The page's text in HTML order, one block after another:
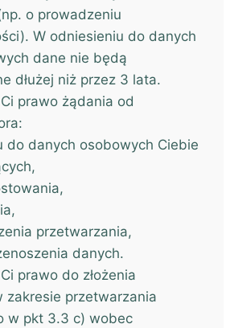
o prowadzeniu
W odniesieniu do danych
dane nie będą
dłużej niż przez 3 lata.
Ci prawo żądania od
do danych osobowych Ciebie
przetwarzania,
danych.
prawo do złożenia
zakresie przetwarzania
w pkt 3.3 c) wobec